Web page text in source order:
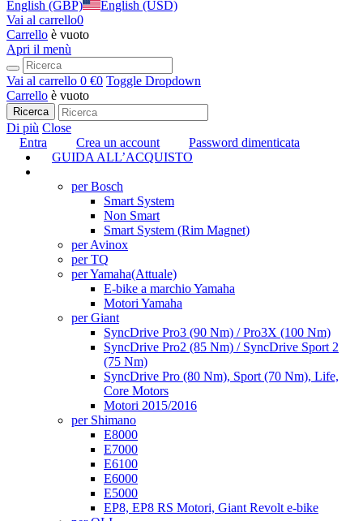
English (GBP)
English (USD)
Vai al carrello0
Carrello è vuoto
Apri il menù
Vai al carrello 0 €0 Toggle Dropdown
Carrello è vuoto
Ricerca
Di più Close
Entra
Crea un account
Password dimenticata
GUIDA ALL’ACQUISTO
per Bosch
Smart System
Non Smart
Smart System (Rim Magnet)
per Avinox
per TQ
per Yamaha(Attuale)
E-bike a marchio Yamaha
Motori Yamaha
per Giant
SyncDrive Pro3 (90 Nm) / Pro3X (100 Nm)
SyncDrive Pro2 (85 Nm) / SyncDrive Sport 2
(75 Nm)
SyncDrive Pro (80 Nm), Sport (70 Nm), Life,
Core Motors
Motori 2015/2016
per Shimano
E8000
E7000
E6100
E6000
E5000
EP8, EP8 RS Motori, Giant Revolt e-bike